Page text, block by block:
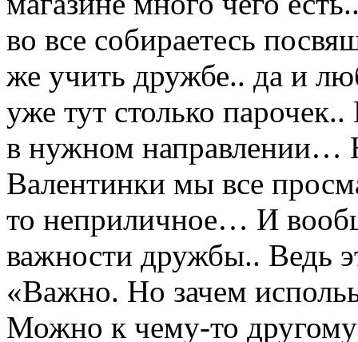
во все собираетесь
же учить дружбе.. да и
уже тут столько
в нужном направлении…
Валентинки мы все
то неприличное… И
важности дружбы.. Ведь
«Важно. Но зачем
Можно к чему-то